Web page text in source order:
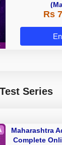
Rs
Series
Maharashtra
Complete